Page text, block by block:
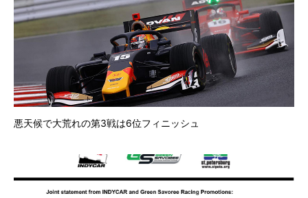
悪天候で大荒れの第3戦は6位フィニッシュ